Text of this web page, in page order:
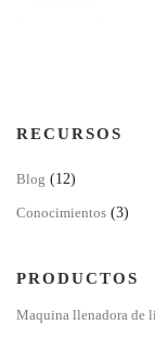
RECURSOS
Blog (12)
Conocimientos (3)
PRODUCTOS
Maquina llenadora de